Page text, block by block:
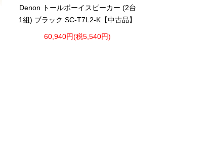
Denon トールボーイスピーカー (2台
1組) ブラック SC-T7L2-K【中古品】
60,940円(税5,540円)